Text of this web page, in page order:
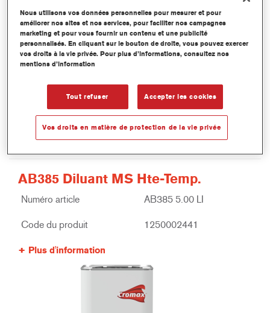
AB385 Diluant MS Hte-Temp.
Numéro article AB385 5.00 LI
Code du produit 1250002441
Plus d'information
Nous utilisons vos données personnelles pour mesurer et pour
améliorer nos sites et nos services, pour faciliter nos campagnes
marketing et pour vous fournir un contenu et une publicité
personnalisés. En cliquant sur le bouton de droite, vous pouvez exercer
vos droits à la vie privée. Pour plus d’informations, consultez nos
mentions d’information
Tout refuser Accepter les cookies
Vos droits en matière de protection de la vie privée